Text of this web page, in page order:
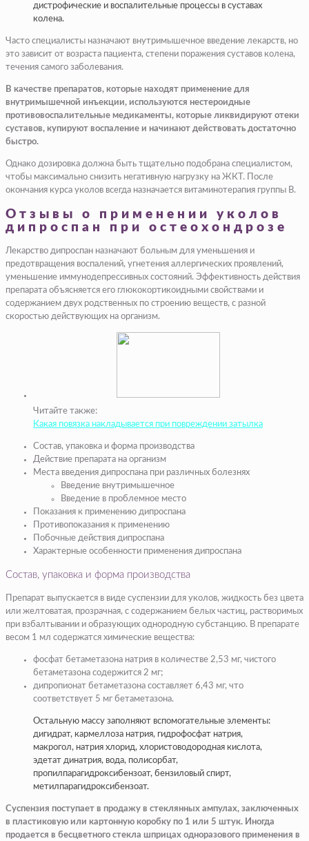
дистрофические и воспалительные процессы в суставах
колена.
Часто специалисты назначают внутримышечное введение лекарств, но
это зависит от возраста пациента, степени поражения суставов колена,
течения самого заболевания.
В качестве препаратов, которые находят применение для
внутримышечной инъекции, используются нестероидные
противовоспалительные медикаменты, которые ликвидируют отеки
суставов, купируют воспаление и начинают действовать достаточно
быстро.
Однако дозировка должна быть тщательно подобрана специалистом,
чтобы максимально снизить негативную нагрузку на ЖКТ. После
окончания курса уколов всегда назначается витаминотерапия группы B.
Отзывы о применении уколов
дипроспан при остеохондрозе
Лекарство дипроспан назначают больным для уменьшения и
предотвращения воспалений, угнетения аллергических проявлений,
уменьшение иммунодепрессивных состояний. Эффективность действия
препарата объясняется его глюкокортикоидными свойствами и
содержанием двух родственных по строению веществ, с разной
скоростью действующих на организм.
Читайте также:
Какая повязка накладывается при повреждении затылка
Состав, упаковка и форма производства
Действие препарата на организм
Места введения дипроспана при различных болезнях
Введение внутримышечное
Введение в проблемное место
Показания к применению дипроспана
Противопоказания к применению
Побочные действия дипроспана
Характерные особенности применения дипроспана
Состав, упаковка и форма производства
Препарат выпускается в виде суспензии для уколов, жидкость без цвета
или желтоватая, прозрачная, с содержанием белых частиц, растворимых
при взбалтывании и образующих однородную субстанцию. В препарате
весом 1 мл содержатся химические вещества:
фосфат бетаметазона натрия в количестве 2,53 мг, чистого
бетаметазона содержится 2 мг;
дипропионат бетаметазона составляет 6,43 мг, что
соответствует 5 мг бетаметазона.
Остальную массу заполняют вспомогательные элементы:
дигидрат, кармеллоза натрия, гидрофосфат натрия,
макрогол, натрия хлорид, хлористоводородная кислота,
эдетат динатрия, вода, полисорбат,
пропилпарагидроксибензоат, бензиловый спирт,
метилпарагидроксибензоат.
Суспензия поступает в продажу в стеклянных ампулах, заключенных
в пластиковую или картонную коробку по 1 или 5 штук. Иногда
продается в бесцветного стекла шприцах одноразового применения в